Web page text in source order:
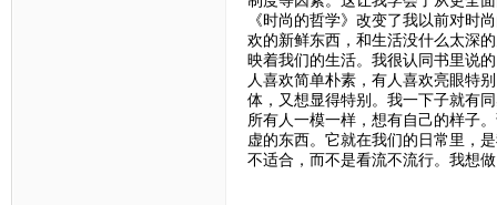
《时尚的哲学》改变了我以前对时
欢的新鲜东西，和生活没什么太深
映着我们的生活。我很认同书里说
人喜欢简单朴素，有人喜欢亮眼特
体，又想显得特别。我一下子就有
所有人一模一样，想有自己的样子
虚的东西。它就在我们的日常里，
不适合，而不是看流不流行。我想